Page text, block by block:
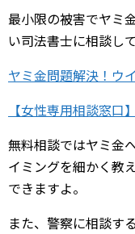
最小限の被害でヤミ
い司法書士に相談し
ヤミ金問題解決！ウ
【女性専用相談窓
無料相談ではヤミ金
イミングを細かく教
できますよ。
また、警察に相談す